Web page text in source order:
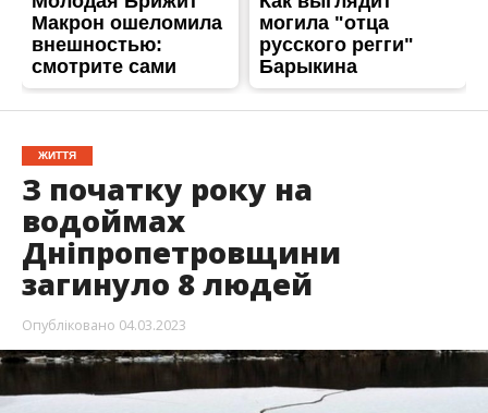
Опубліковано04.03.2023
З початку року на Дніпропетровщині сталося
11 нещасних випадків на водоймах. Під час них
загинуло 8 людей серед яких 2 дитини.